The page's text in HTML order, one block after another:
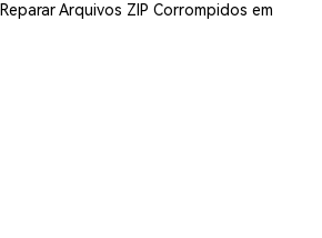
Arquivos ZIP Corrompidos em